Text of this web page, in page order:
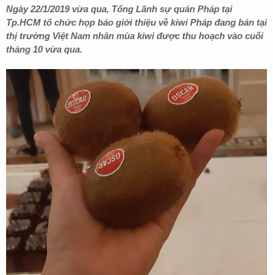
Ngày 22/1/2019 vừa qua, Tổng Lãnh sự quán Pháp tại
Tp.HCM tổ chức họp báo giới thiệu về kiwi Pháp đang bán tại
thị trường Việt Nam nhân mùa kiwi được thu hoạch vào cuối
tháng 10 vừa qua.